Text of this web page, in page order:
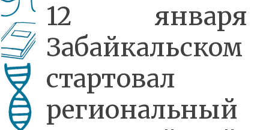
12
стартовал